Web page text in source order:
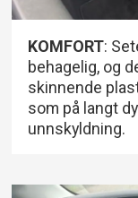
KOMFORT:
behagelig, og
skinnende
som på langt
unnskyldning.